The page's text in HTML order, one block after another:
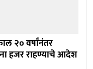
२० वर्षांनंतर
हजर राहण्याचे आदेश